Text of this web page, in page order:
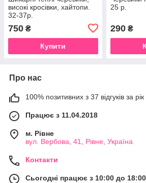
високі кросівки, хайтопи.
32-37р.
750 ₴
Купити
25 р.
290₴
Про нас
100% позитивних з 37 відгуків за рік
Працює з 11.04.2018
м. Рівне
вул. Вербова, 41, Рівне, Україна
Контакти
Сьогодні працює з 10:00 до 18:00